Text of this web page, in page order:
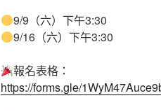
9/9（六）下午3:30
9/16（六）下午3:30
報名表格：
https://forms.gle/